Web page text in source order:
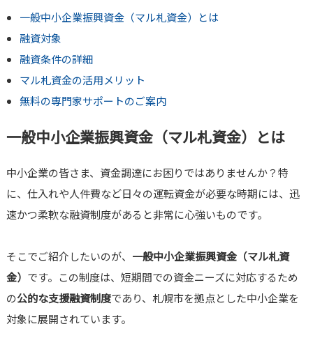
一般中小企業振興資金（マル札資金）とは
融資対象
融資条件の詳細
マル札資金の活用メリット
無料の専門家サポートのご案内
一般中小企業振興資金（マル札資金）とは
中小企業の皆さま、資金調達にお困りではありませんか？特
に、仕入れや人件費など日々の運転資金が必要な時期には、迅
速かつ柔軟な融資制度があると非常に心強いものです。
そこでご紹介したいのが、 一般中小企業振興資金（マル札資
金） です。この制度は、短期間での資金ニーズに対応するため
の公的な支援融資制度であり、札幌市を拠点とした中小企業を
対象に展開されています。